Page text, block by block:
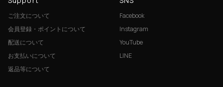
ご注文について
会員登録・ポイントについて
配送について
お支払いについて
返品等について
Facebook
Instagram
YouTube
LINE